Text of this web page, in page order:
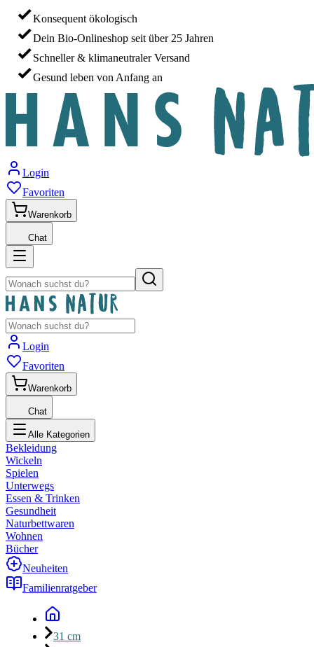
Konsequent ökologisch
Dein Bio-Onlineshop seit über 25 Jahren
Schneller & klimaneutraler Versand
Gesund leben von Anfang an
Login
Favoriten
Warenkorb
Chat
Login
Favoriten
Warenkorb
Chat
Alle Kategorien
Bekleidung
Wickeln
Spielen
Unterwegs
Essen & Trinken
Gesundheit
Naturbettwaren
Wohnen
Bücher
Neuheiten
Familienratgeber
31 cm